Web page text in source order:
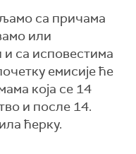
са причама
или
са исповестима
емисије ће
која се 14
и после 14.
ћерку.